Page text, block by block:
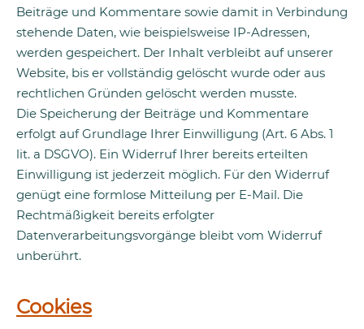
Beiträge und Kommentare sowie damit in Verbindung
stehende Daten, wie beispielsweise IP-Adressen,
werden gespeichert. Der Inhalt verbleibt auf unserer
Website, bis er vollständig gelöscht wurde oder aus
rechtlichen Gründen gelöscht werden musste.
Die Speicherung der Beiträge und Kommentare
erfolgt auf Grundlage Ihrer Einwilligung (Art. 6 Abs. 1
lit. a DSGVO). Ein Widerruf Ihrer bereits erteilten
Einwilligung ist jederzeit möglich. Für den Widerruf
genügt eine formlose Mitteilung per E-Mail. Die
Rechtmäßigkeit bereits erfolgter
Datenverarbeitungsvorgänge bleibt vom Widerruf
unberührt.
Cookies